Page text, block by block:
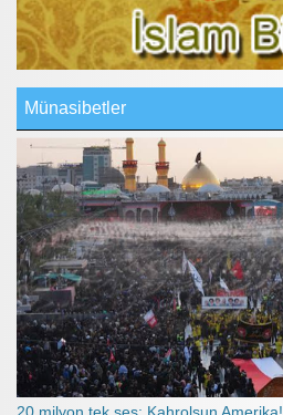
Münasibetler